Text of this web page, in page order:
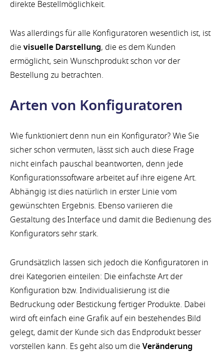
direkte Bestellmöglichkeit.
Was allerdings für alle Konfiguratoren wesentlich ist, ist
die visuelle Darstellung, die es dem Kunden
ermöglicht, sein Wunschprodukt schon vor der
Bestellung zu betrachten.
Arten von Konfiguratoren
Wie funktioniert denn nun ein Konfigurator? Wie Sie
sicher schon vermuten, lässt sich auch diese Frage
nicht einfach pauschal beantworten, denn jede
Konfigurationssoftware arbeitet auf ihre eigene Art.
Abhängig ist dies natürlich in erster Linie vom
gewünschten Ergebnis. Ebenso variieren die
Gestaltung des Interface und damit die Bedienung des
Konfigurators sehr stark.
Grundsätzlich lassen sich jedoch die Konfiguratoren in
drei Kategorien einteilen: Die einfachste Art der
Konfiguration bzw. Individualisierung ist die
Bedruckung oder Bestickung fertiger Produkte. Dabei
wird oft einfach eine Grafik auf ein bestehendes Bild
gelegt, damit der Kunde sich das Endprodukt besser
vorstellen kann. Es geht also um die Veränderung